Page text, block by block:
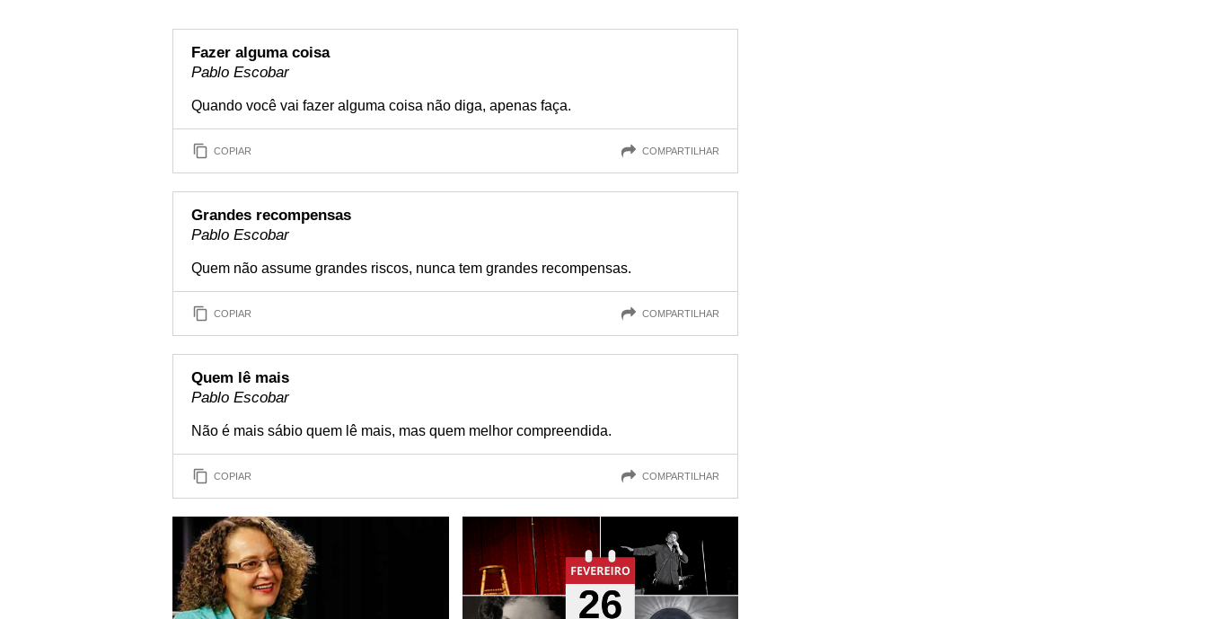
Fazer alguma coisa
Pablo Escobar
Quando você vai fazer alguma coisa não diga, apenas faça.
COPIAR COMPARTILHAR
Grandes recompensas
Pablo Escobar
Quem não assume grandes riscos, nunca tem grandes recompensas.
COPIAR COMPARTILHAR
Quem lê mais
Pablo Escobar
Não é mais sábio quem lê mais, mas quem melhor compreendida.
COPIAR COMPARTILHAR